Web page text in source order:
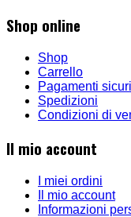
Shop online
Shop
Carrello
Pagamenti sicuri
Spedizioni
Condizioni di
Il mio account
I miei ordini
Il mio account
Informazioni